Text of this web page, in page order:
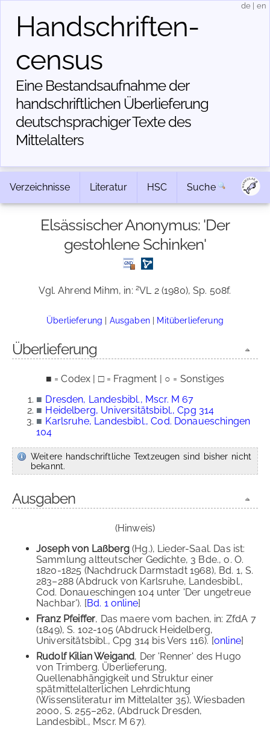
Handschriften­
census
Eine Bestandsaufnahme der
handschriftlichen Über­lieferung
deutschsprachiger Texte des
Mittelalters
de en
Verzeichnisse Literatur HSC Suche
Elsässischer Anonymus: 'Der
gestohlene Schinken'
Vgl. Ahrend Mihm, in: 2VL 2 (1980), Sp. 508f.
Überlieferung | Ausgaben| Mitüberlieferung
Überlieferung
■ = Codex | □ = Fragment | ○ = Sonstiges
■ Dresden, Landesbibl., Mscr. M 67
■ Heidelberg, Universitätsbibl., Cpg 314
■ Karlsruhe, Landesbibl., Cod. Donaueschingen
104
Weitere handschriftliche Textzeugen sind bisher nicht
bekannt.
Ausgaben
(Hinweis)
Joseph von Laßberg(Hg.), Lieder-Saal. Das ist:
Sammlung altteutscher Gedichte, 3 Bde., o. O.
1820-1825 (Nachdruck Darmstadt 1968), Bd. 1, S.
283–288 (Abdruck von Karlsruhe, Landesbibl.,
Cod. Donaueschingen 104 unter 'Der ungetreue
Nachbar'). [Bd. 1 online]
Franz Pfeiffer, Das maere vom bachen, in: ZfdA 7
(1849), S. 102-105 (Abdruck Heidelberg,
Universitätsbibl., Cpg 314 bis Vers 116). [online]
Rudolf Kilian Weigand, Der 'Renner' des Hugo
von Trimberg. Überlieferung,
Quellenabhängigkeit und Struktur einer
spätmittelalterlichen Lehrdichtung
(Wissensliteratur im Mittelalter 35), Wiesbaden
2000, S. 255–262, (Abdruck Dresden,
Landesbibl., Mscr. M 67).